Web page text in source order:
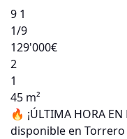
9 1
1/9
129'000€
2
1
45 m²
🔥 ¡ÚLTIMA HORA
disponible en Torrero